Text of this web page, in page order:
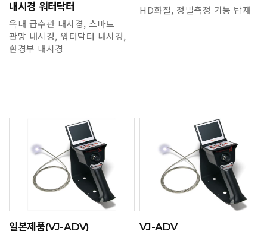
내시경 워터닥터
옥내 급수관 내시경, 스마트
관망 내시경, 워터닥터 내시경,
환경부 내시경
HD화질, 정밀측정 기능 탑재
일본제품(VJ-ADV)
VJ-ADV